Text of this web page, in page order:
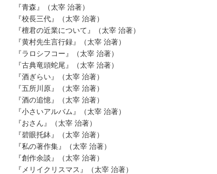
『青森』（太宰 治著）
『校長三代』（太宰 治著）
『檀君の近業について』（太宰 治著）
『黄村先生言行録』（太宰 治著）
『ラロシフコー』（太宰 治著）
『古典竜頭蛇尾』（太宰 治著）
『酒ぎらい』（太宰 治著）
『五所川原』（太宰 治著）
『酒の追憶』（太宰 治著）
『小さいアルバム』（太宰 治著）
『おさん』（太宰 治著）
『碧眼托鉢』（太宰 治著）
『私の著作集』（太宰 治著）
『創作余談』（太宰 治著）
『メリイクリスマス』（太宰 治著）